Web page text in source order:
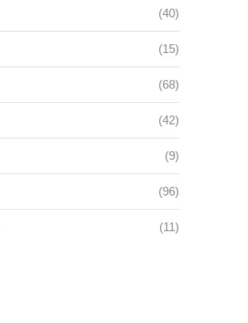
(40)
(15)
(68)
(42)
(9)
(96)
(11)